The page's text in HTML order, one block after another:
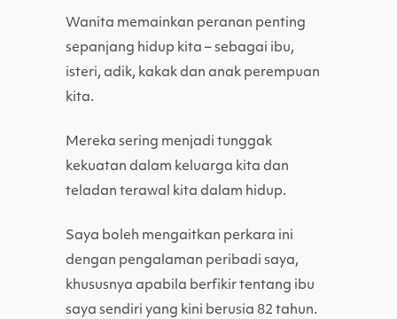
Wanita memainkan peranan penting
sepanjang hidup kita – sebagai ibu,
isteri, adik, kakak dan anak perempuan
kita.
Mereka sering menjadi tunggak
kekuatan dalam keluarga kita dan
teladan terawal kita dalam hidup.
Saya boleh mengaitkan perkara ini
dengan pengalaman peribadi saya,
khususnya apabila berfikir tentang ibu
saya sendiri yang kini berusia 82 tahun.